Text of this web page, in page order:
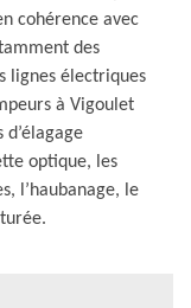
cohérence avec
des
lignes électriques
à Vigoulet
optique, les
l’haubanage, le